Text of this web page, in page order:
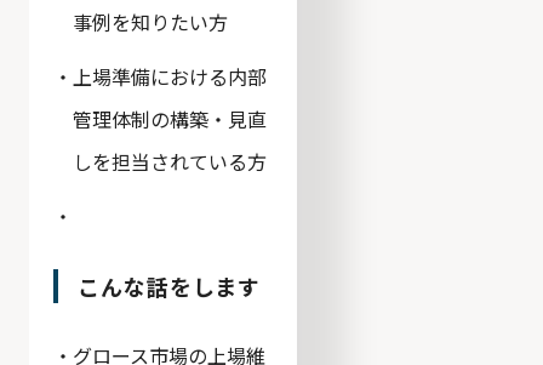
事例を知りたい方
上場準備における内部
管理体制の構築・見直
しを担当されている方
こんな話をします
グロース市場の上場維